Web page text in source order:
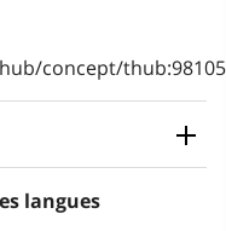
concept/
langues